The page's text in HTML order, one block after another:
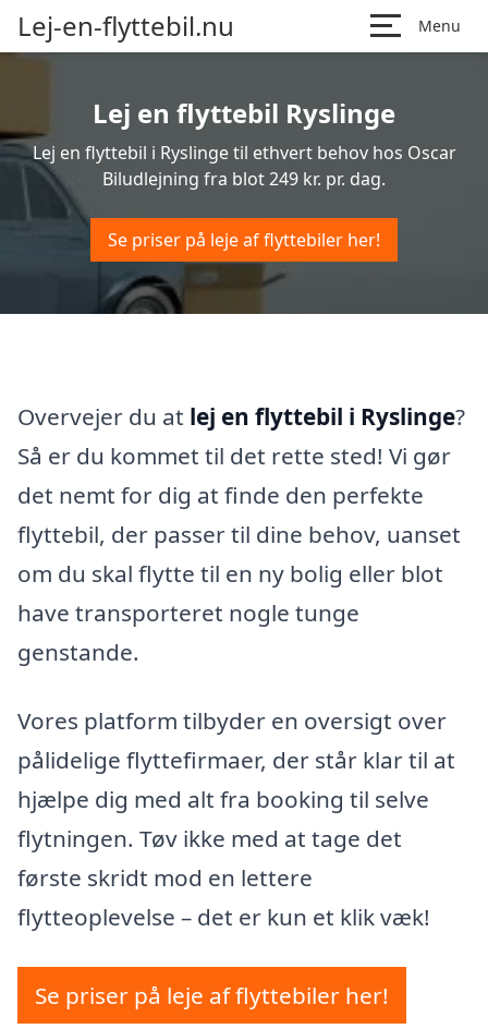
Lej-en-flyttebil.nu Menu
Lej en flyttebil Ryslinge
Lej en flyttebil i Ryslinge til ethvert behov hos Oscar
Biludlejning fra blot 249 kr. pr. dag.
Se priser på leje af flyttebiler her!
Overvejer du at lej en flyttebil i Ryslinge?
Så er du kommet til det rette sted! Vi gør
det nemt for dig at finde den perfekte
flyttebil, der passer til dine behov, uanset
om du skal flytte til en ny bolig eller blot
have transporteret nogle tunge
genstande.
Vores platform tilbyder en oversigt over
pålidelige flyttefirmaer, der står klar til at
hjælpe dig med alt fra booking til selve
flytningen. Tøv ikke med at tage det
første skridt mod en lettere
flytteoplevelse – det er kun et klik væk!
Se priser på leje af flyttebiler her!